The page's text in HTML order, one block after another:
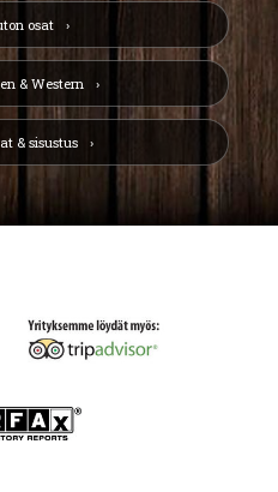
osat
& Western
& sisustus